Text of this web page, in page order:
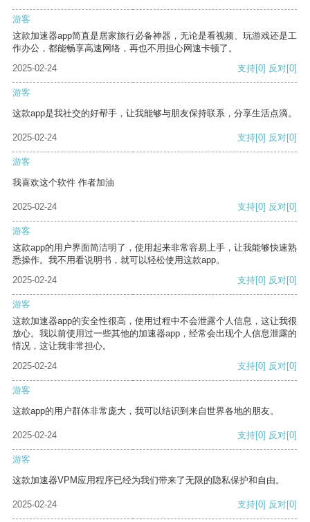
游客
这款加速器app简直是居家旅行必备神器，无论是看视频、玩游戏还是工
作办公，都能畅享高速网络，再也不用担心网速卡顿了。
2025-02-24
支持[0] 反对[0]
游客
这款app是我社交的好帮手，让我能够与朋友保持联系，分享生活点滴。
2025-02-24 支持[0] 反对[0]
游客
我喜欢这个软件 作者加油
2025-02-24 支持[0] 反对[0]
游客
这款app的用户界面简洁明了，使用起来非常容易上手，让我能够快速熟
悉操作。我不用看说明书，就可以轻松使用这款app。
2025-02-24
支持[0] 反对[0]
游客
这款加速器app的安全性很高，使用过程中不会泄露个人信息，这让我很
放心。我以前使用过一些其他的加速器app，经常会出现个人信息泄露的
情况，这让我非常担心。
2025-02-24
支持[0] 反对[0]
游客
这款app的用户群体非常庞大，我可以结识到来自世界各地的朋友。
2025-02-24 支持[0] 反对[0]
游客
这款加速器VPM应用程序已经为我们带来了无限的隐私保护和自由。
2025-02-24 支持[0] 反对[0]